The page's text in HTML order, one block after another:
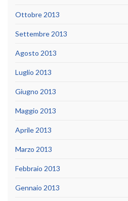
Ottobre 2013
Settembre 2013
Agosto 2013
Luglio 2013
Giugno 2013
Maggio 2013
Aprile 2013
Marzo 2013
Febbraio 2013
Gennaio 2013